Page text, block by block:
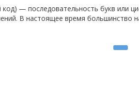
код) — последовательность букв или
В настоящее время большинство